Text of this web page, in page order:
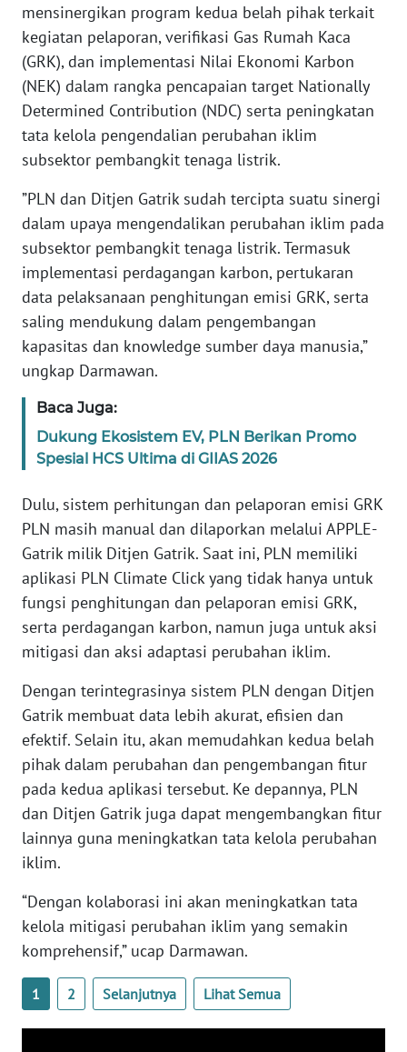
mensinergikan program kedua belah pihak terkait
kegiatan pelaporan, verifikasi Gas Rumah Kaca
(GRK), dan implementasi Nilai Ekonomi Karbon
(NEK) dalam rangka pencapaian target Nationally
Determined Contribution (NDC) serta peningkatan
tata kelola pengendalian perubahan iklim
subsektor pembangkit tenaga listrik.
”PLN dan Ditjen Gatrik sudah tercipta suatu sinergi
dalam upaya mengendalikan perubahan iklim pada
subsektor pembangkit tenaga listrik. Termasuk
implementasi perdagangan karbon, pertukaran
data pelaksanaan penghitungan emisi GRK, serta
saling mendukung dalam pengembangan
kapasitas dan knowledge sumber daya manusia,”
ungkap Darmawan.
Baca Juga:
Dukung Ekosistem EV, PLN Berikan Promo
Spesial HCS Ultima di GIIAS 2026
Dulu, sistem perhitungan dan pelaporan emisi GRK
PLN masih manual dan dilaporkan melalui APPLE-
Gatrik milik Ditjen Gatrik. Saat ini, PLN memiliki
aplikasi PLN Climate Click yang tidak hanya untuk
fungsi penghitungan dan pelaporan emisi GRK,
serta perdagangan karbon, namun juga untuk aksi
mitigasi dan aksi adaptasi perubahan iklim.
Dengan terintegrasinya sistem PLN dengan Ditjen
Gatrik membuat data lebih akurat, efisien dan
efektif. Selain itu, akan memudahkan kedua belah
pihak dalam perubahan dan pengembangan fitur
pada kedua aplikasi tersebut. Ke depannya, PLN
dan Ditjen Gatrik juga dapat mengembangkan fitur
lainnya guna meningkatkan tata kelola perubahan
iklim.
“Dengan kolaborasi ini akan meningkatkan tata
kelola mitigasi perubahan iklim yang semakin
komprehensif,” ucap Darmawan.
1 2 Selanjutnya Lihat Semua
WN
PAPUA
BARAT
WN
WN
SERAMBI
JAMBI
WN
SULTRA
WN
WN
SULTENG
WN
SULBAR
WN
BABEL
WN
SUMBAR
WN
BENGKULU
WN
LAMPUNG
WN
JATENG
WN
NUSANTARA